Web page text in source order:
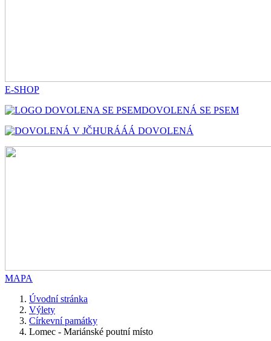
E-SHOP
DOVOLENÁ SE PSEM
HURÁÁÁ DOVOLENÁ
MAPA
Úvodní stránka
Výlety
Církevní památky
Lomec - Mariánské poutní místo